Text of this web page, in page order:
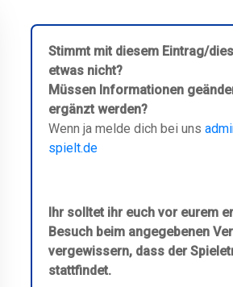
Stimmt mit diesem Eintrag/
etwas nicht?
Müssen Informationen
ergänzt werden?
Wenn ja melde dich bei uns
spielt.de
Ihr solltet ihr euch vor eurem
Besuch beim angegebenen
vergewissern, dass der
stattfindet.